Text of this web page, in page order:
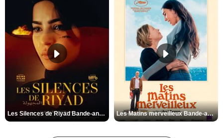
Les Silences de Riyad Bande-annonce VO STFR Les Matins merveilleux Bande-annonce VF